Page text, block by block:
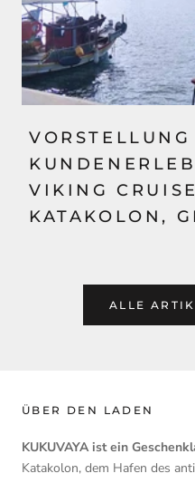
VORSTELLUNG
VIKING
KATAKOLON,
ALLE
ÜBER DEN LADEN
KUKUVAYA ist ein
Katakolon, dem Hafen des